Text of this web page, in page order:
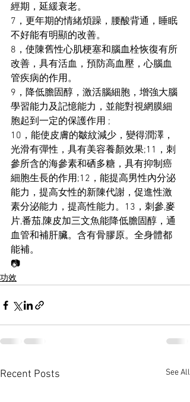
經期，延緩衰老。
7，更年期的情緒煩躁，腰酸背通，睡眠
不好能有明顯的改善。
8，使陳舊性心肌梗塞和腦血栓恢復有所
改善，具有活血，預防高血壓，心腦血
管疾病的作用。
9，降低膽固醇，激活腦細胞，增強大腦
學習能力及記憶能力，並能對視網膜細
胞起到一定的保護作用 ;
10，能使皮膚的皺紋減少，變得潤澤，
光滑有彈性，具有美容養顏效果;11，刺
參所含的海參素和硒多糖，具有抑制癌
細胞生長的作用;12，能提高男性內分泌
能力，提高女性的新陳代謝，促進性激
素分泌能力，提高性能力。13，刺參,麥
片,番茄,陳皮加三文魚能降低膽固醇，通
血管和補肝臟。含有骨膠原。全身體都
能補。
📷
功效
Recent Posts See All